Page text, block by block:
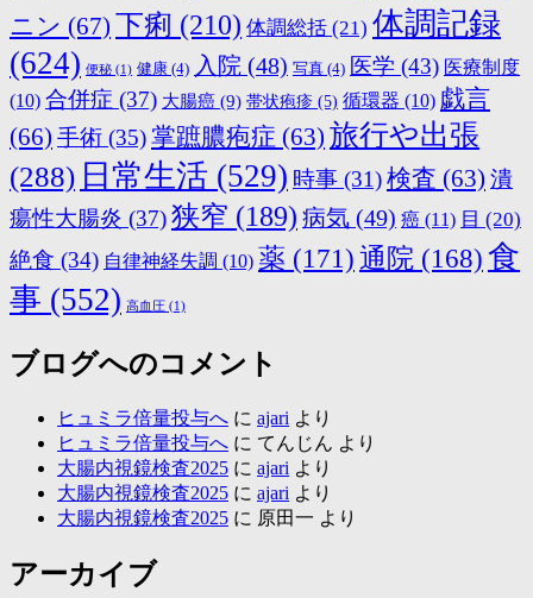
ニン (67) 下痢 (210) 体調総括 (21) 体調記録
(624) 便秘 (1) 健康 (4) 入院 (48) 写真 (4) 医学 (43) 医療制度
(10) 合併症 (37) 大腸癌 (9) 帯状疱疹 (5) 循環器 (10) 戯言
(66) 手術 (35)掌蹠膿疱症 (63) 旅行や出張
(288) 日常生活 (529) 時事 (31)検査 (63) 潰
瘍性大腸炎 (37)狭窄 (189) 病気 (49) 癌 (11) 目 (20)
絶食 (34) 自律神経失調 (10) 薬 (171)通院 (168)食
事 (552) 高血圧 (1)
ブログへのコメント
ヒュミラ倍量投与へ に ajari より
ヒュミラ倍量投与へ に てんじん より
大腸内視鏡検査2025 に ajari より
大腸内視鏡検査2025 に ajari より
大腸内視鏡検査2025 に 原田一 より
アーカイブ